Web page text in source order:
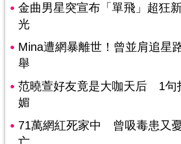
金曲男星突宣布「單飛」超狂
光
Mina遭網暴離世！曾並肩追星
舉
范曉萱好友竟是大咖天后 1句
媚
71萬網紅死家中 曾吸毒患又
亡